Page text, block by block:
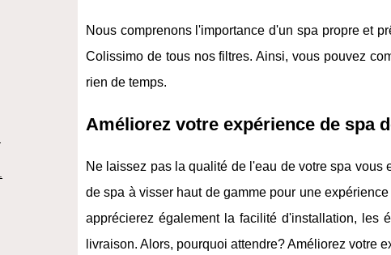
Nous comprenons l'importance d'un spa propre et
Colissimo de tous nos filtres. Ainsi, vous pouvez
rien de temps.
Améliorez votre expérience de spa
Ne laissez pas la qualité de l'eau de votre spa vous
de spa à visser haut de gamme pour une
apprécierez également la facilité d'installation, les
livraison. Alors, pourquoi attendre? Améliorez votre